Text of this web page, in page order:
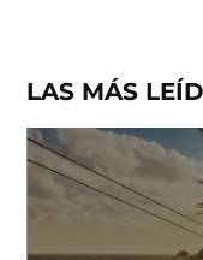
LAS MÁS